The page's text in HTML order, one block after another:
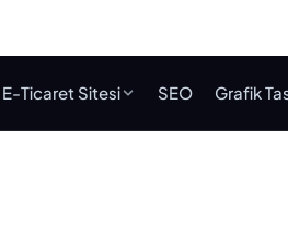
E-Ticaret Sitesi SEO Grafik